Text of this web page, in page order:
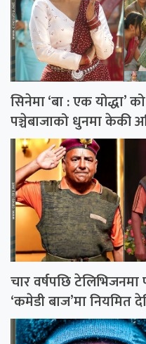
सिनेमा ‘बा : एक योद्धा’
पञ्चेबाजाको धुनमा केकी
चार वर्षपछि टेलिभिजनमा
‘कमेडी बाज’मा नियमित